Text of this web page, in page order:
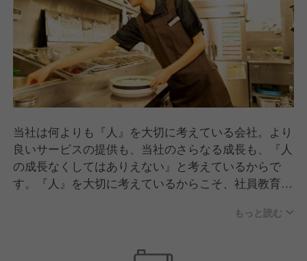
当社は何よりも『人』を大切に考えている会社。より
良いサービスの提供も、当社のさらなる成長も、『人
の成長なくしてはありえない』と考えているからで
す。『人』を大切に考えているからこそ、社員教育に
ん、何よりの強みは上司・部下を含めた「スタッフ同
相談できる仲間が常にそばにいます。
もっと読む